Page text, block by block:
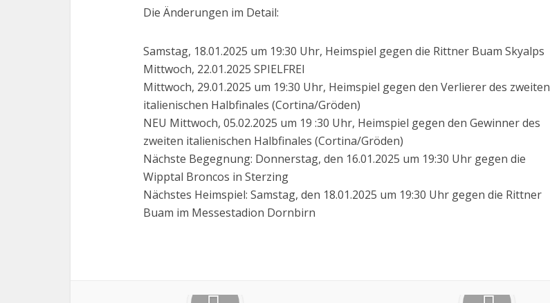
Die Änderungen im Detail:
Samstag, 18.01.2025 um 19:30 Uhr, Heimspiel gegen die Rittner Buam Skyalps
Mittwoch, 22.01.2025 SPIELFREI
Mittwoch, 29.01.2025 um 19:30 Uhr, Heimspiel gegen den Verlierer des zweiten
italienischen Halbfinales (Cortina/Gröden)
NEU Mittwoch, 05.02.2025 um 19 :30 Uhr, Heimspiel gegen den Gewinner des
zweiten italienischen Halbfinales (Cortina/Gröden)
Nächste Begegnung: Donnerstag, den 16.01.2025 um 19:30 Uhr gegen die
Wipptal Broncos in Sterzing
Nächstes Heimspiel: Samstag, den 18.01.2025 um 19:30 Uhr gegen die Rittner
Buam im Messestadion Dornbirn